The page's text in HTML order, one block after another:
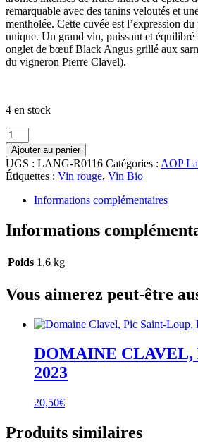
remarquable avec des tanins veloutés et
mentholée. Cette cuvée est l’expression
unique. Un grand vin, puissant et équilibré
onglet de bœuf Black Angus grillé aux
du vigneron Pierre Clavel).
4 en stock
quantité
de
DOMAINE
CLAVEL,
Copa
Santa
Ajouter au panier
UGS : LANG-R0116 Catégories : AOP
Étiquettes : Vin rouge, Vin Bio
Informations complémentaires
Informations
Poids 1,6 kg
Vous aimerez peut-être
DOMAINE CLAVEL,
2023
20,50€
Produits similaires